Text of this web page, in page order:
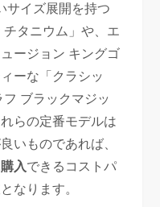
サイズ展開を持つ
チタニウム」や、エ
ージョン キングゴ
ーな「クラシッ
ブラックマジッ
らの定番モデルは
いものであれば、
入できるコストパ
なります。